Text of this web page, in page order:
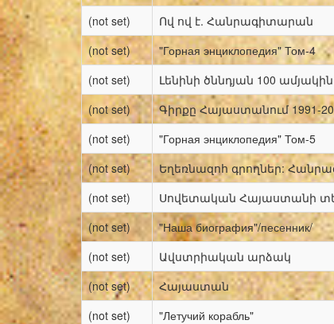
(not set)
Ով ով է. Հանրագիտարան
(not set)
"Горная энциклопедия" Том-4
(not set)
Լենինի ծննդյան 100 ամյակին
(not set)
Գիրքը Հայաստանում 1991-
(not set)
"Горная энциклопедия" Том-5
(not set)
Եղեռնազոհ գրողներ:
(not set)
Սովետական Հայաստանի
(not set)
"Наша биография"/песенник/
(not set)
Ավստրիական արձակ
(not set)
Հայաստան
(not set)
"Летучий корабль"